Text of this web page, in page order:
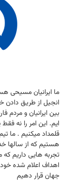
ما ایرانیان مسیحی
انجیل از طریق
بین ایرانیان و مردم
ایم. این امر را نه
قلمداد میكنیم . ما
هستیم كه از سالها
تجربه هایی داریم كه
اهداف اعلام شده خود
جهان قرار دهیم